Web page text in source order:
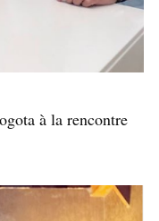
à la rencontre